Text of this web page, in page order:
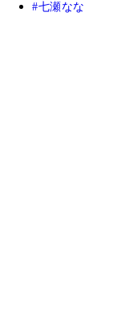
七瀬なな